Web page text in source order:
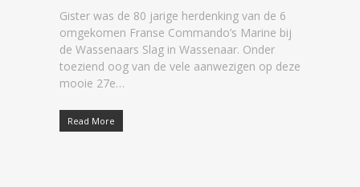
Gister was de 80 jarige herdenking van de 6
omgekomen Franse Commando’s Marine bij
de Wassenaars Slag in Wassenaar. Onder
toeziend oog van de vele aanwezigen op deze
mooie 27e…
Read More